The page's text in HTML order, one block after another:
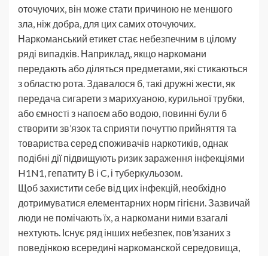
оточуючих, він може стати причиною не меншого
зла, ніж добра, для цих самих оточуючих.
Наркоманський етикет стає небезпечним в цілому
ряді випадків. Наприклад, якщо наркомани
передають або діляться предметами, які стикаються
з областю рота. Здавалося б, такі дружні жести, як
передача сигарети з марихуаною, курильної трубки,
або ємності з напоєм або водою, повинні були б
створити зв’язок та сприяти почуттю прийняття та
товариства серед споживачів наркотиків, однак
подібні дії підвищують ризик зараження інфекціями
H1N1, гепатиту В і C, і туберкульозом.
Щоб захистити себе від цих інфекцій, необхідно
дотримуватися елементарних норм гігієни. Зазвичай
люди не помічають їх, а наркомани ними взагалі
нехтують. Існує ряд інших небезпек, пов’язаних з
поведінкою всередині наркоманской середовища,